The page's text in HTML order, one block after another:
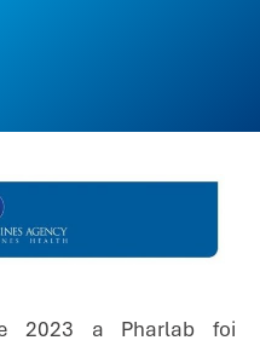
2023 a Pharlab foi